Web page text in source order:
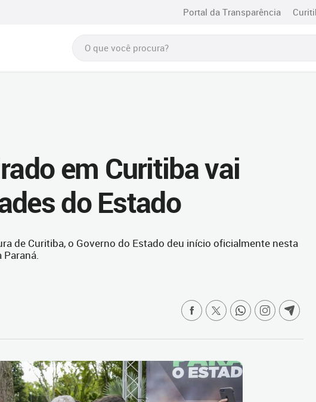
Portal da Transparência
em Curitiba vai
do Estado
de Curitiba, o Governo do Estado deu início oficialmente nesta